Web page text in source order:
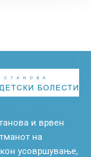
и врвен
на
усовршување,